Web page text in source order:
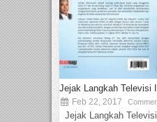
Jejak Langkah Televisi
Feb 22, 2017
Jejak Langkah